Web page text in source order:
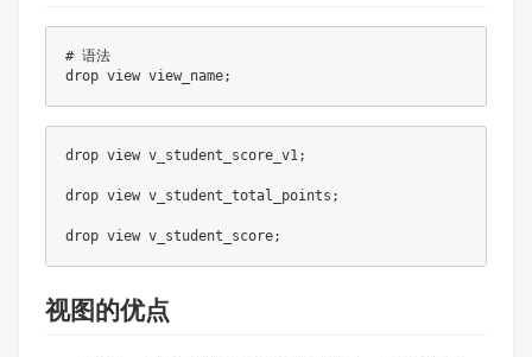
# 语法
drop view view_name;
drop view v_student_score_v1;
drop view v_student_total_points ;
drop view v_student_score;
视图的优点